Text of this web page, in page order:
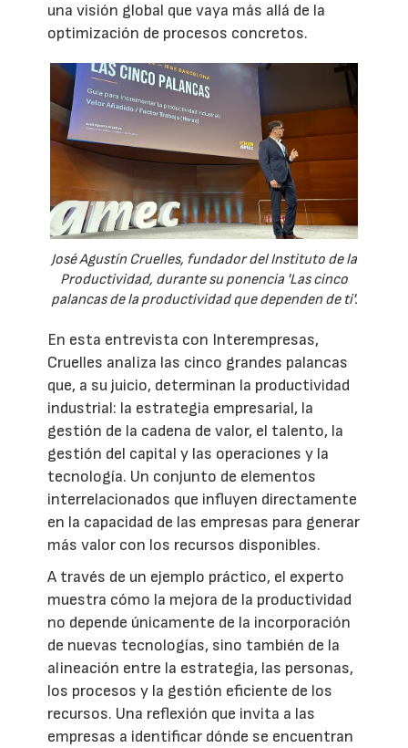
una visión global que vaya más allá de la
optimización de procesos concretos.
José Agustín Cruelles, fundador del Instituto de la
Productividad, durante su ponencia 'Las cinco
palancas de la productividad que dependen de ti'.
En esta entrevista con Interempresas,
Cruelles analiza las cinco grandes palancas
que, a su juicio, determinan la productividad
industrial: la estrategia empresarial, la
gestión de la cadena de valor, el talento, la
gestión del capital y las operaciones y la
tecnología. Un conjunto de elementos
interrelacionados que influyen directamente
en la capacidad de las empresas para generar
más valor con los recursos disponibles.
A través de un ejemplo práctico, el experto
muestra cómo la mejora de la productividad
no depende únicamente de la incorporación
de nuevas tecnologías, sino también de la
alineación entre la estrategia, las personas,
los procesos y la gestión eficiente de los
recursos. Una reflexión que invita a las
empresas a identificar dónde se encuentran